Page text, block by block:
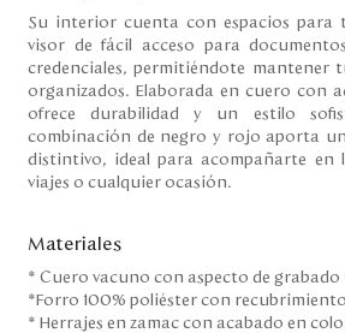
Nuestras Tiendas
Colombia
Costa Rica
Panamá
USA
Su interior cuenta con espacios para
visor de fácil acceso para
credenciales, permitiéndote mantener
organizados. Elaborada en cuero con
ofrece durabilidad y un estilo
combinación de negro y rojo aporta
distintivo, ideal para acompañarte en
viajes o cualquier ocasión.
Materiales
* Cuero vacuno con aspecto de
*Forro 100% poliéster con
* Herrajes en zamac con acabado en